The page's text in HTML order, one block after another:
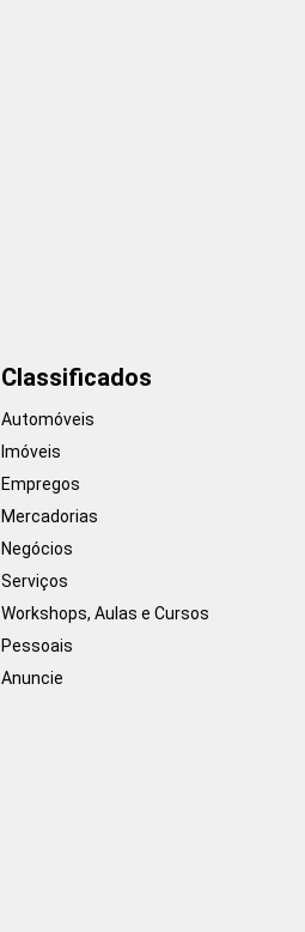
Classificados
Automóveis
Imóveis
Empregos
Mercadorias
Negócios
Serviços
Workshops, Aulas e Cursos
Pessoais
Anuncie